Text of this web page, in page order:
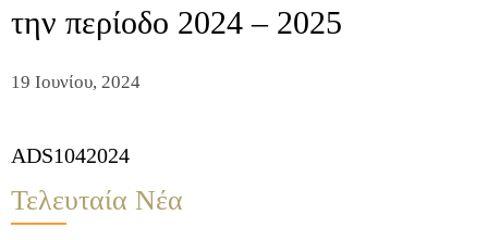
την περίοδο 2024 – 2025
19 Ιουνίου, 2024
ADS1042024
Τελευταία Νέα